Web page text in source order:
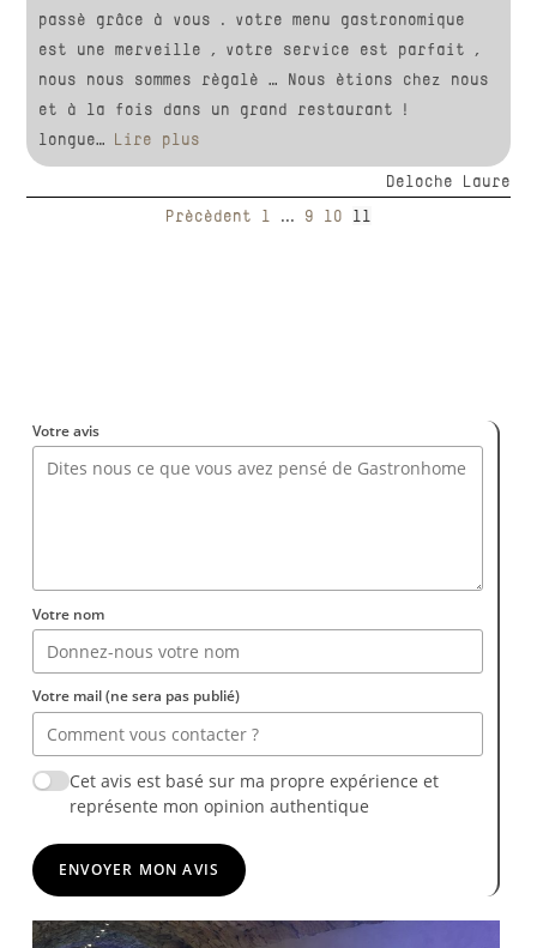
Votre avis
Votre nom
Votre mail (ne sera pas publié)
Cet avis est basé sur ma propre expérience et
représente mon opinion authentique
ENVOYER MON AVIS
passé grâce à vous . votre menu gastronomique
est une merveille , votre service est parfait ,
nous nous sommes régalé … Nous étions chez nous
et à la fois dans un grand restaurant !
longue
Lire plus
Deloche Laure
Précédent
1 ... 9 10 11